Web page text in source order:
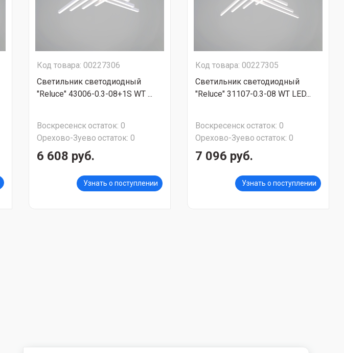
Код товара: 00227306
Светильник светодиодный
"Reluce" 43006-0.3-08+1S WT ...
Воскресенскостаток: 0
Орехово-Зуево остаток: 0
6 608 руб.
Узнать о поступлении
Код товара: 00227305
Светильник светодиодный
"Reluce" 31107-0.3-08 WT LED...
Воскресенскостаток: 0
Орехово-Зуево остаток: 0
7 096 руб.
Узнать о поступлении